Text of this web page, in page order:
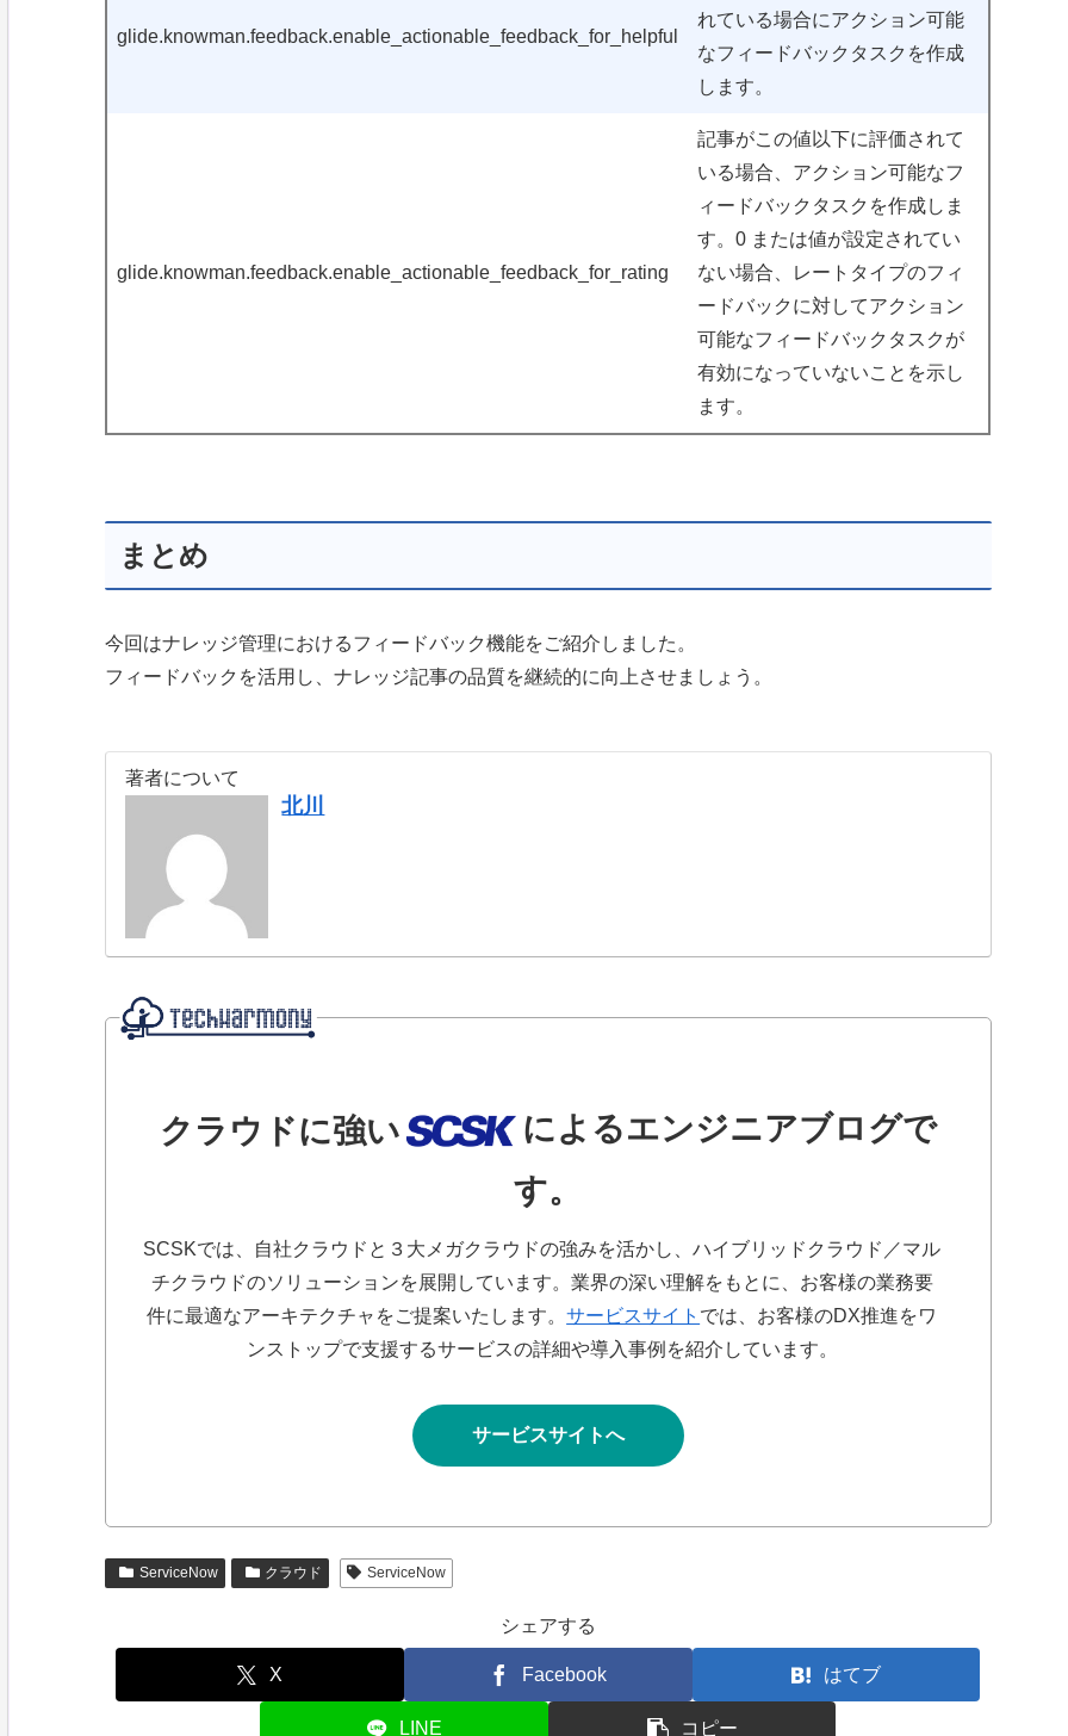
glide.knowman.feedback.enable_actionable_feedback_for_helpful
れている場合にアクション可能
なフィードバックタスクを作成
します。
glide.knowman.feedback.enable_actionable_feedback_for_rating
記事がこの値以下に評価されて
いる場合、アクション可能なフ
ィードバックタスクを作成しま
す。0 または値が設定されてい
ない場合、レートタイプのフィ
ードバックに対してアクション
可能なフィードバックタスクが
有効になっていないことを示し
ます。
まとめ
今回はナレッジ管理におけるフィードバック機能をご紹介しました。
フィードバックを活用し、ナレッジ記事の品質を継続的に向上させましょう。
著者について
北川
クラウドに強い
によるエンジニアブログで
す。
SCSKでは、自社クラウドと３大メガクラウドの強みを活かし、ハイブリッドクラウド／マル
チクラウドのソリューションを展開しています。業界の深い理解をもとに、お客様の業務要
件に最適なアーキテクチャをご提案いたします。サービスサイト では、お客様のDX推進をワ
ンストップで支援するサービスの詳細や導入事例を紹介しています。
サービスサイトへ
ServiceNow クラウド ServiceNow
シェアする
X Facebook はてブ
LINE コピー